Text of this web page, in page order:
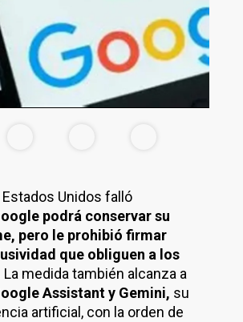
Unidos falló
podrá conservar su
pero le prohibió firmar
que obliguen a los
La medida también alcanza a
Assistant y Gemini, su
artificial, con la orden de